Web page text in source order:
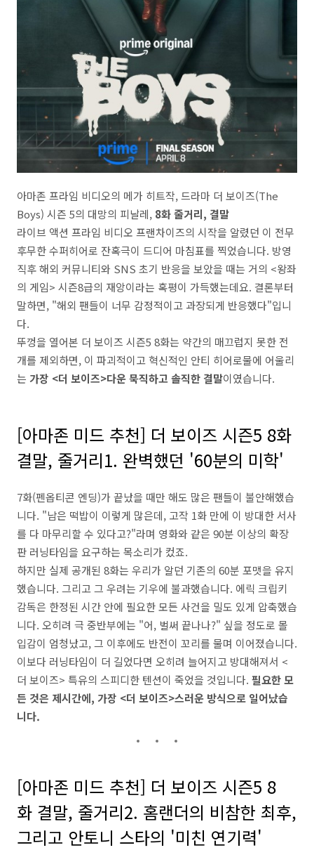
아마존 프라임 비디오의 메가 히트작, 드라마 더 보이즈(The
Boys) 시즌 5의 대망의 피날레, 8화 줄거리, 결말
라이브 액션 프라임 비디오 프랜차이즈의 시작을 알렸던 이 전무
후무한 수퍼히어로 잔혹극이 드디어 마침표를 찍었습니다. 방영
직후 해외 커뮤니티와 SNS 초기 반응을 보았을 때는 거의 <왕좌
의 게임> 시즌8급의 재앙이라는 혹평이 가득했는데요. 결론부터
말하면, "해외 팬들이 너무 감정적이고 과장되게 반응했다"입니
다.
뚜껑을 열어본 더 보이즈 시즌5 8화는 약간의 매끄럽지 못한 전
개를 제외하면, 이 파괴적이고 혁신적인 안티 히어로물에 어울리
는 가장 <더 보이즈>다운 묵직하고 솔직한 결말이였습니다.
[아마존 미드 추천] 더 보이즈 시즌5 8화
결말, 줄거리1. 완벽했던 '60분의 미학'
7화(펜옵티콘 엔딩)가 끝났을 때만 해도 많은 팬들이 불안해했습
니다. "남은 떡밥이 이렇게 많은데, 고작 1화 만에 이 방대한 서사
를 다 마무리할 수 있다고?"라며 영화와 같은 90분 이상의 확장
판 러닝타임을 요구하는 목소리가 컸죠.
하지만 실제 공개된 8화는 우리가 알던 기존의 60분 포맷을 유지
했습니다. 그리고 그 우려는 기우에 불과했습니다. 에릭 크립키
감독은 한정된 시간 안에 필요한 모든 사건을 밀도 있게 압축했습
니다. 오히려 극 중반부에는 "어, 벌써 끝나나?" 싶을 정도로 몰
입감이 엄청났고, 그 이후에도 반전이 꼬리를 물며 이어졌습니다.
이보다 러닝타임이 더 길었다면 오히려 늘어지고 방대해져서 <
더 보이즈> 특유의 스피디한 텐션이 죽었을 것입니다. 필요한 모
든 것은 제시간에, 가장 <더 보이즈>스러운 방식으로 일어났습
니다.
[아마존 미드 추천] 더 보이즈 시즌5 8
화 결말, 줄거리2. 홈랜더의 비참한 최후,
그리고 안토니 스타의 '미친 연기력'